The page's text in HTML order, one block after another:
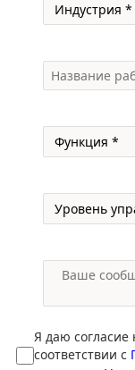
Я даю согласие
соответствии с